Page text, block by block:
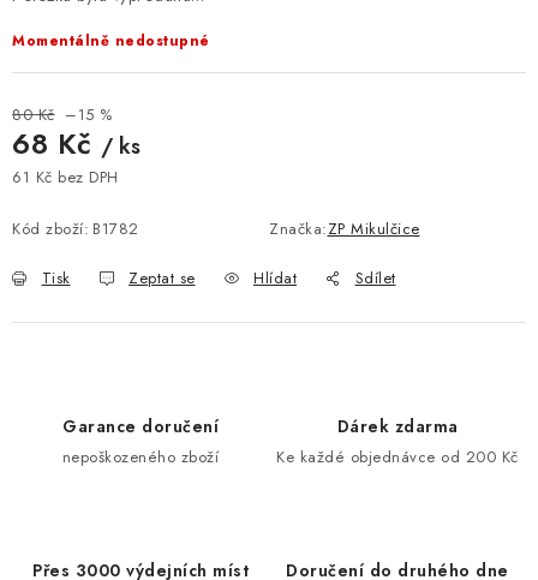
Doprava a platba Velkoobchod
Reklamace a vrácení zboží
Obchodní podmínky
Podmínky ochrany osobních údajů
Momentálně nedostupné
80 Kč –15 %
68 Kč / ks
61 Kč bez DPH
Kód zboží: B1782 Značka:ZP Mikulčice
Tisk Zeptat se Hlídat Sdílet
Garance doručení
nepoškozeného zboží
Dárek zdarma
Ke každé objednávce od 200 Kč
Přes 3000 výdejních míst Doručení do druhého dne